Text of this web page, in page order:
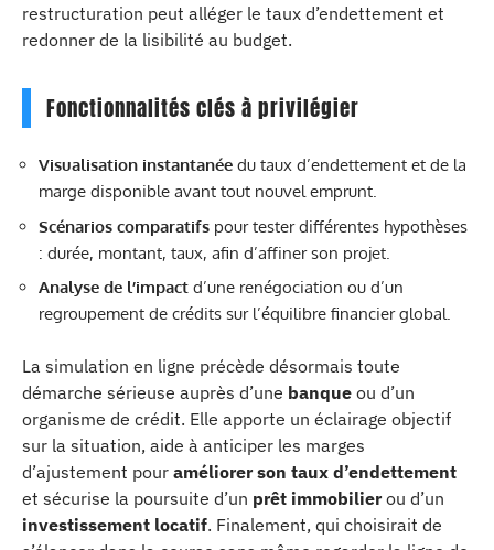
restructuration peut alléger le taux d’endettement et
redonner de la lisibilité au budget.
Fonctionnalités clés à privilégier
Visualisation instantanée du taux d’endettement et de la
marge disponible avant tout nouvel emprunt.
Scénarios comparatifs pour tester différentes hypothèses
: durée, montant, taux, afin d’affiner son projet.
Analyse de l’impact d’une renégociation ou d’un
regroupement de crédits sur l’équilibre financier global.
La simulation en ligne précède désormais toute
démarche sérieuse auprès d’une banque ou d’un
organisme de crédit. Elle apporte un éclairage objectif
sur la situation, aide à anticiper les marges
d’ajustement pour améliorer son taux d’endettement
et sécurise la poursuite d’un prêt immobilierou d’un
investissement locatif. Finalement, qui choisirait de